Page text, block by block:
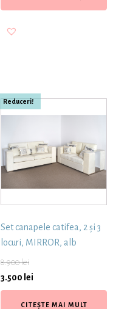
Reduceri!
Set canapele catifea, 2 și 3
locuri, MIRROR, alb
8.900lei
3.500 lei
CITEȘTE MAI MULT